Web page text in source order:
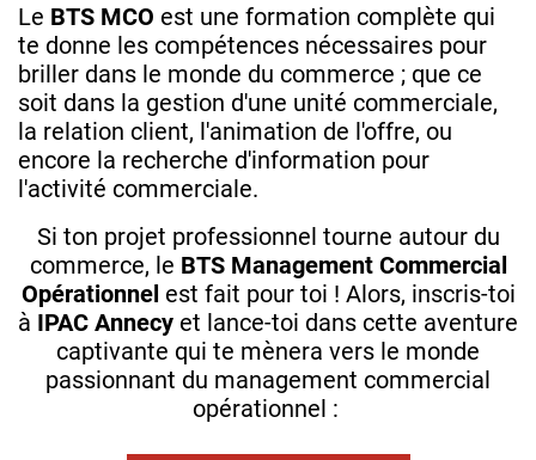
Le BTS MCO est une formation complète qui
te donne les compétences nécessaires pour
briller dans le monde du commerce ; que ce
soit dans la gestion d'une unité commerciale,
la relation client, l'animation de l'offre, ou
encore la recherche d'information pour
l'activité commerciale.
Si ton projet professionnel tourne autour du
commerce, le BTS Management Commercial
Opérationnel est fait pour toi ! Alors, inscris-toi
à IPAC Annecy et lance-toi dans cette aventure
captivante qui te mènera vers le monde
passionnant du management commercial
opérationnel :